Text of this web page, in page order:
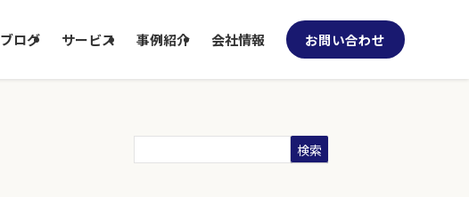
ブログ サービス 事例紹介 会社情報 お問い合わせ
検索